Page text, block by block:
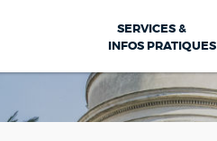
SERVICES &
INFOS PRATIQUES